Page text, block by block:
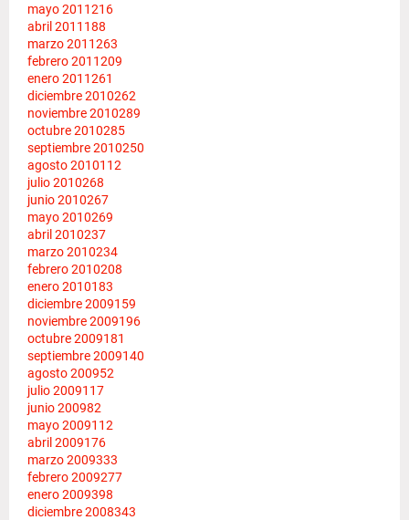
mayo 2011216
abril 2011 188
marzo 2011263
febrero 2011209
enero 2011261
diciembre 2010262
noviembre 2010289
octubre 2010285
septiembre 2010250
agosto 2010112
julio 2010268
junio 2010267
mayo 2010269
abril 2010237
marzo 2010234
febrero 2010208
enero 2010183
diciembre 2009159
noviembre 2009196
octubre 2009181
septiembre 2009140
agosto 200952
julio 2009117
junio 200982
mayo 2009112
abril 2009176
marzo 2009333
febrero 2009277
enero 2009398
diciembre 2008343